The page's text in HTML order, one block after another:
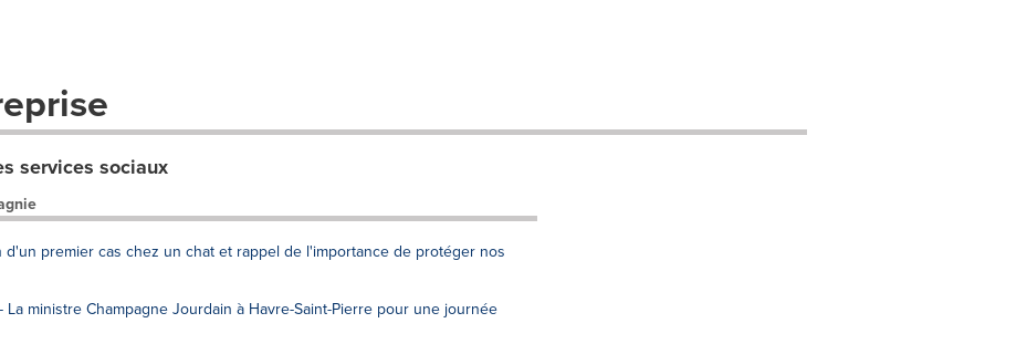
services sociaux
d'un premier cas chez un chat et rappel de l'importance de protéger nos
- La ministre Champagne Jourdain à Havre-Saint-Pierre pour une journée